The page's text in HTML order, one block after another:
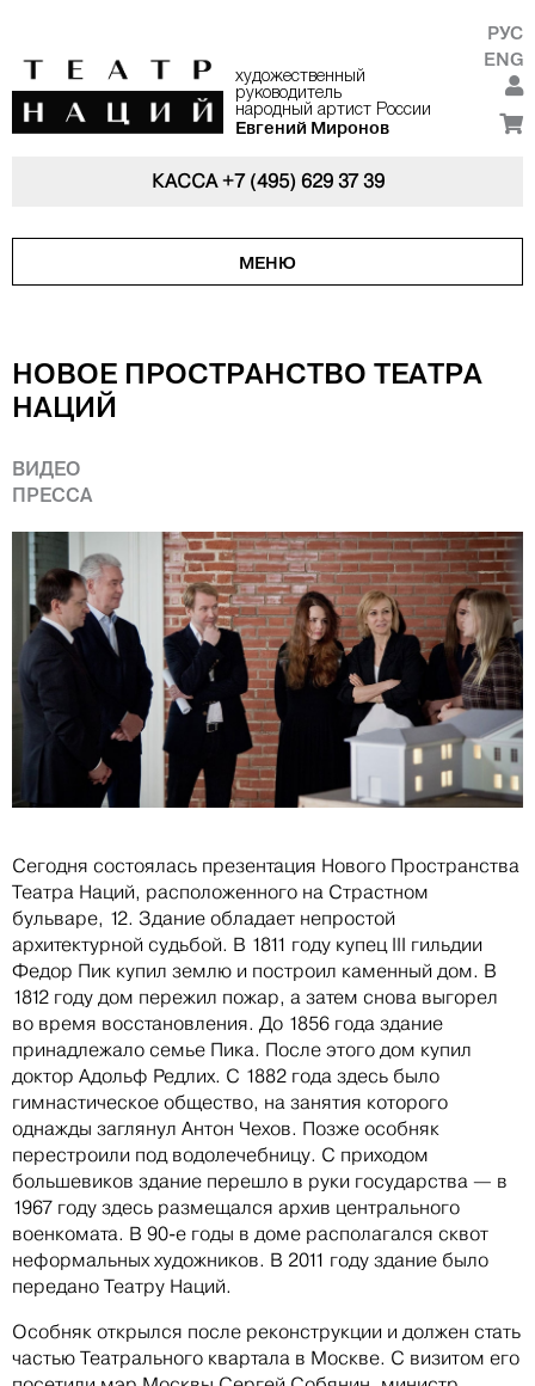
художественный
руководитель
народный артист России
Евгений Миронов
РУС
ENG
КАССА+7 (495) 629 37 39
МЕНЮ
НОВОЕ ПРОСТРАНСТВО ТЕАТРА
НАЦИЙ
ВИДЕО
ПРЕССА
Сегодня состоялась презентация Нового Пространства
Театра Наций, расположенного на Страстном
бульваре, 12. Здание обладает непростой
архитектурной судьбой. В 1811 году купец III гильдии
Федор Пик купил землю и построил каменный дом. В
1812 году дом пережил пожар, а затем снова выгорел
во время восстановления. До 1856 года здание
принадлежало семье Пика. После этого дом купил
доктор Адольф Редлих. С 1882 года здесь было
гимнастическое общество, на занятия которого
однажды заглянул Антон Чехов. Позже особняк
перестроили под водолечебницу. С приходом
большевиков здание перешло в руки государства — в
1967 году здесь размещался архив центрального
военкомата. В 90-е годы в доме располагался сквот
неформальных художников. В 2011 году здание было
передано Театру Наций.
Особняк открылся после реконструкции и должен стать
частью Театрального квартала в Москве. С визитом его